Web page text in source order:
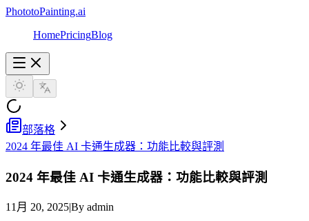
PhototoPainting.ai
HomePricingBlog
部落格
2024 年最佳 AI 卡通生成器：功能比較與評測
2024 年最佳 AI 卡通生成器：功能比較與評測
11月 20, 2025|By admin